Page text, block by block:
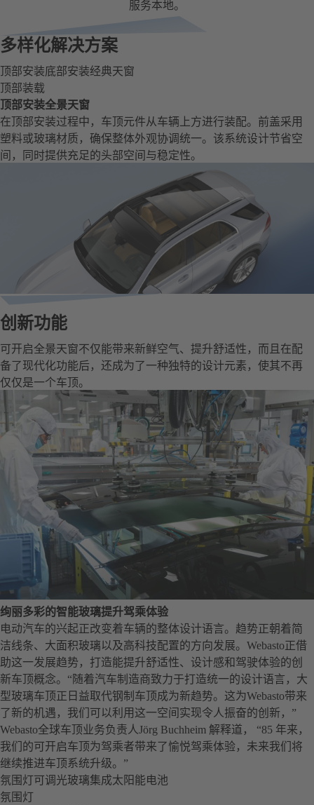
服务本地。
多样化解决方案
顶部安装底部安装经典天窗
顶部装载
顶部安装全景天窗
在顶部安装过程中，车顶元件从车辆上方进行装配。前盖采用
塑料或玻璃材质，确保整体外观协调统一。该系统设计节省空
间，同时提供充足的头部空间与稳定性。
创新功能
可开启全景天窗不仅能带来新鲜空气、提升舒适性，而且在配
备了现代化功能后，还成为了一种独特的设计元素，使其不再
仅仅是一个车顶。
绚丽多彩的智能玻璃提升驾乘体验
电动汽车的兴起正改变着车辆的整体设计语言。趋势正朝着简
洁线条、大面积玻璃以及高科技配置的方向发展。Webasto正借
助这一发展趋势，打造能提升舒适性、设计感和驾驶体验的创
新车顶概念。“随着汽车制造商致力于打造统一的设计语言，大
型玻璃车顶正日益取代钢制车顶成为新趋势。这为Webasto带来
了新的机遇，我们可以利用这一空间实现令人振奋的创新，”
Webasto全球车顶业务负责人Jörg Buchheim 解释道， “85 年来，
我们的可开启车顶为驾乘者带来了愉悦驾乘体验，未来我们将
继续推进车顶系统升级。”
氛围灯可调光玻璃集成太阳能电池
氛围灯